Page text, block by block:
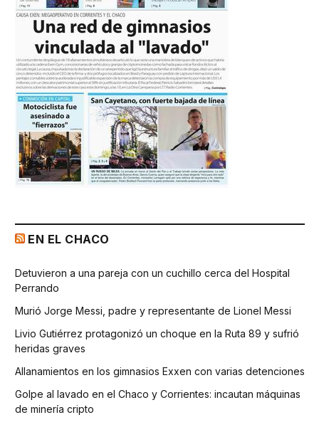
EN EL CHACO
Detuvieron a una pareja con un cuchillo cerca del Hospital
Perrando
Murió Jorge Messi, padre y representante de Lionel Messi
Livio Gutiérrez protagonizó un choque en la Ruta 89 y sufrió
heridas graves
Allanamientos en los gimnasios Exxen con varias detenciones
Golpe al lavado en el Chaco y Corrientes: incautan máquinas
de minería cripto